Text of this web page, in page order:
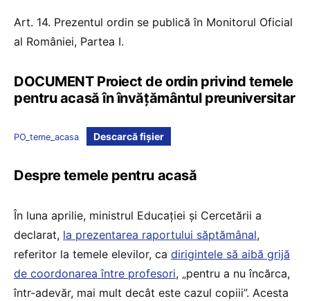
Art. 14. Prezentul ordin se publică în Monitorul Oficial
al României, Partea I.
DOCUMENT Proiect de ordin privind temele
pentru acasă în învățământul preuniversitar
PO_teme_acasa Descarcă fișier
Despre temele pentru acasă
În luna aprilie, ministrul Educației și Cercetării a
declarat, la prezentarea raportului săptămânal,
referitor la temele elevilor, ca dirigintele să aibă grijă
de coordonarea între profesori, „pentru a nu încărca,
într-adevăr, mai mult decât este cazul copiii”. Acesta